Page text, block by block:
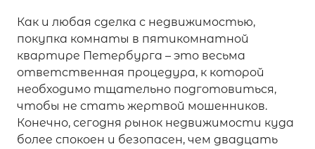
Как и любая сделка с недвижимостью,
покупка комнаты в пятикомнатной
квартире Петербурга – это весьма
ответственная процедура, к которой
необходимо тщательно подготовиться,
чтобы не стать жертвой мошенников.
Конечно, сегодня рынок недвижимости куда
более спокоен и безопасен, чем двадцать